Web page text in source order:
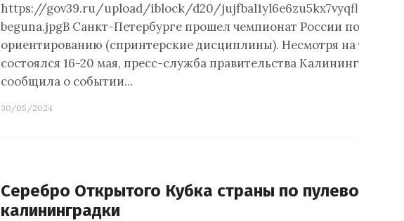
https://gov39.ru/upload/iblock/d20/
beguna.jpgВ Санкт-Петербурге прошел чемпионат России по
ориентированию (спринтерские дисциплины). Несмотря на то, что
состоялся 16-20 мая, пресс-служба правительства
сообщила о событии…
30/05/2024
Серебро Открытого Кубка страны по пулевой
калининградки